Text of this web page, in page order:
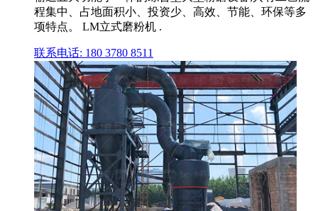
程集中、占地面积小、投资少、高效、节能、环保等多
项特点。 LM立式磨粉机 .
联系电话: 180 3780 8511